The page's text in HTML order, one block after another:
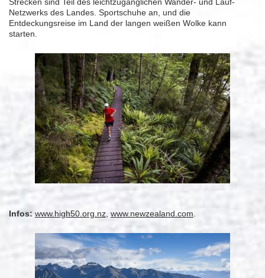
Netzwerks des Landes. Sportschuhe an, und die
Entdeckungsreise im Land der langen weißen Wolke kann
starten.
Infos: www.high50.org.nz www.newzealand.com